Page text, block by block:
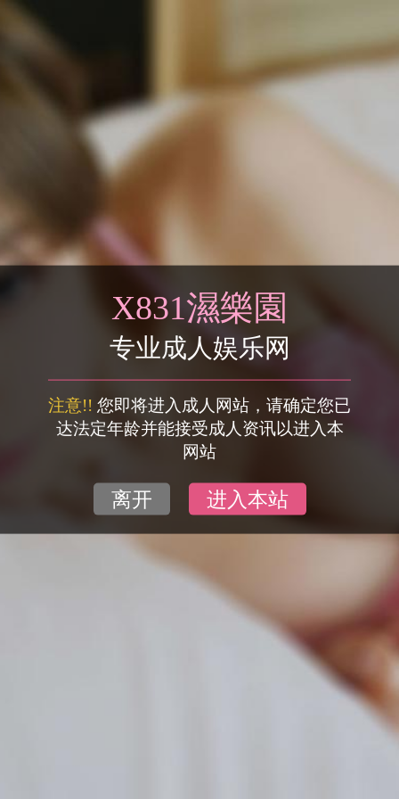
X831濕樂園
专业成人娱乐网
注意!! 您即将进入成人网站，请确定您已
达法定年龄并能接受成人资讯以进入本
网站
离开 进入本站